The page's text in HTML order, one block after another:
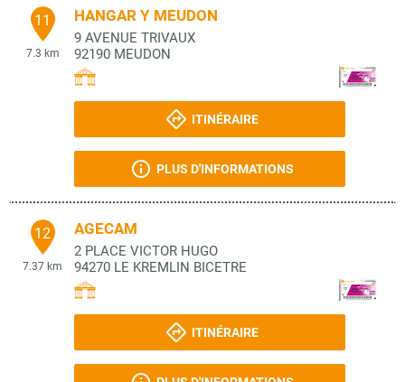
11
7.3 km
HANGAR Y MEUDON
9 AVENUE TRIVAUX
92190 MEUDON
ITINÉRAIRE
PLUS D'INFORMATIONS
12
7.37 km
AGECAM
2 PLACE VICTOR HUGO
94270 LE KREMLIN BICETRE
ITINÉRAIRE